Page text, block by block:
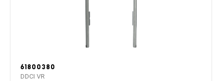
61800380
DDCI VR